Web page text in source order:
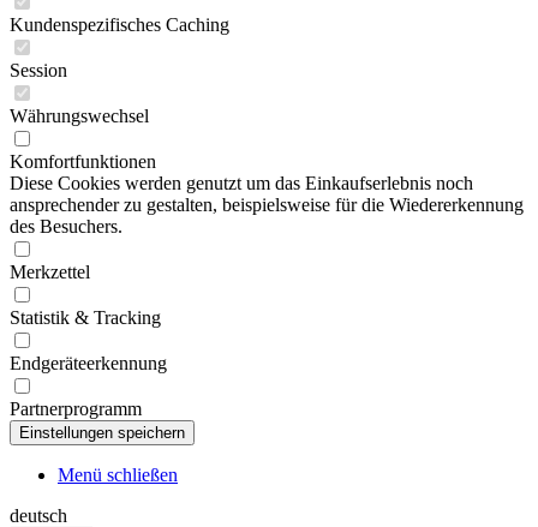
Kundenspezifisches Caching
Session
Währungswechsel
Komfortfunktionen
Diese Cookies werden genutzt um das Einkaufserlebnis noch
ansprechender zu gestalten, beispielsweise für die Wiedererkennung
des Besuchers.
Merkzettel
Statistik & Tracking
Endgeräteerkennung
Partnerprogramm
Menü schließen
deutsch